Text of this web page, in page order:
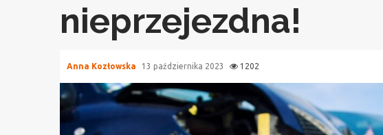
nieprzejezdna!
Anna Kozłowska 13 października 2023 1202